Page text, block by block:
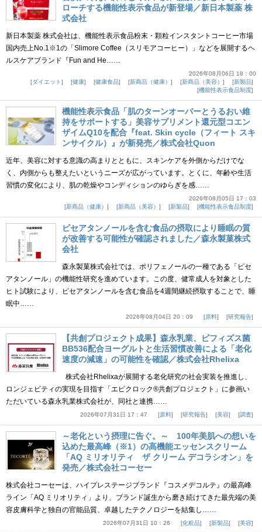
ローチする機能性表示食品が新登場／新日本製薬 株
式会社
新日本製薬 株式会社は、機能性表示食品粉末・顆粒インスタントコーヒー市場
国内売上No.1※1の「Slimore Coffee（スリモアコーヒー）」などを展開するヘ
ルスケアブランド『Fun and He……
2026年08月06日 18：00
ダイエット
健康 健康食品 新商品（健康） 新商品（美容）
新製品
機能性表示食品制度
機能性表示食品「肌のターンオーバーとうるおい維
持をサポートする」美容サプリメント還元型コエン
ザイムQ10を配合『feat. Skin cycle（フィート スキ
ンサイクル）』が新発売／株式会社Quon
近年、美容に対する意識の高まりとともに、スキンケアを外側からだけでな
く、内側からも整えたいというニーズが広がっています。とくに、年齢や生活
習慣の変化により、肌の乾燥やコンディションのゆらぎを感……
2026年08月05日 17：03
新商品（健康）
新商品（美容） 新製品 機能性表示食品制度
ピセアタンノールを含む食品の摂取により睡眠の質
が改善する可能性が確認されました／森永製菓株式
会社
森永製菓株式会社では、ポリフェノールの一種である「ピセ
アタンノール」の機能性研究を進めています。この度、健常成人を対象とした
ヒト試験により、ピセアタンノールを含む食品を4週間継続摂取することで、睡
眠中……
2026年08月04日 20：09 原料 研究報告
【共創プロジェクト成果】森永乳業、ビフィズス菌
BB536配合ヨーグルトと生活習慣改善による「老化
速度の減速」の可能性を確認／株式会社Rhelixa
株式会社Rhelixaが展開する老化研究の社会実装を推進し、
ロンジェビティの実現を目指す「エピクロック®共創プロジェクト」に参画い
ただいている森永乳業株式会社が、同社と連携……
2026年07月31日 17：47 原料 研究報告 美容 調査
～老化という摂理に告ぐ。～ 100年美肌への想いを
込めた最高峰（※1）の高機能エッセンスクリーム
「AQ ミリオリティ ザ クリーム デコラシオン」を
発売／株式会社コーセー
株式会社コーセーは、ハイプレステージブランド『コスメデコルテ』の最高峰
ライン「AQ ミリオリティ」より、ブランド誕生から磨き続けてきた最先端の美
容皮膚科学と独自の官能品質、卓越したテクノロジーを結集し……
2026年07月31日 10：26 化粧品 新製品 美容